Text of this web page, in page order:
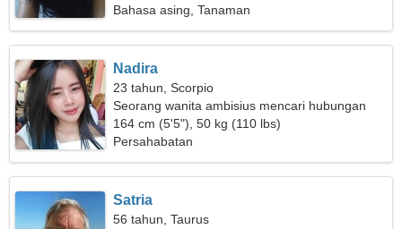
Bahasa asing, Tanaman
Nadira
23 tahun, Scorpio
Seorang wanita ambisius mencari hubungan
yang langgeng
164 cm (5'5"), 50 kg (110 lbs)
Persahabatan
Satria
56 tahun, Taurus